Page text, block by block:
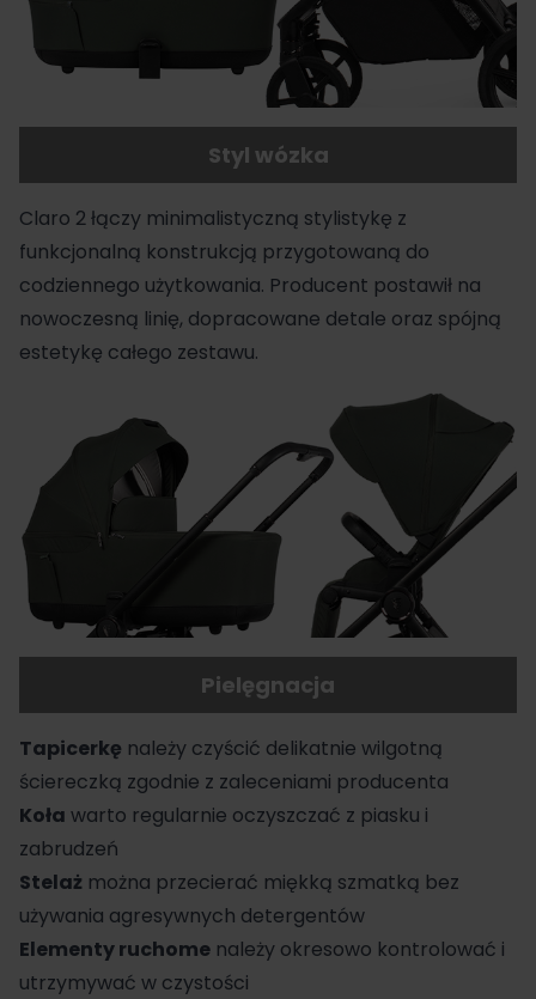
Styl wózka
Claro 2 łączy minimalistyczną stylistykę z
funkcjonalną konstrukcją przygotowaną do
codziennego użytkowania. Producent postawił na
nowoczesną linię, dopracowane detale oraz spójną
estetykę całego zestawu.
Pielęgnacja
Tapicerkę należy czyścić delikatnie wilgotną
ściereczką zgodnie z zaleceniami producenta
Koła warto regularnie oczyszczać z piasku i
zabrudzeń
Stelaż można przecierać miękką szmatką bez
używania agresywnych detergentów
Elementy ruchome należy okresowo kontrolować i
utrzymywać w czystości